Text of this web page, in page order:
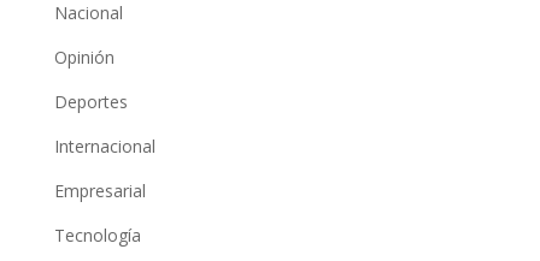
Nacional
Opinión
Deportes
Internacional
Empresarial
Tecnología